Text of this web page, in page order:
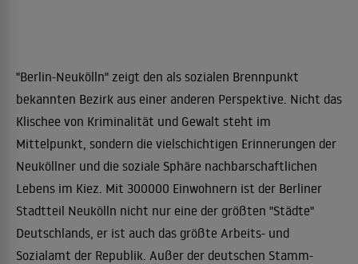
"Berlin-Neukölln" zeigt den als sozialen Brennpunkt
bekannten Bezirk aus einer anderen Perspektive. Nicht das
Klischee von Kriminalität und Gewalt steht im
Mittelpunkt, sondern die vielschichtigen Erinnerungen der
Neuköllner und die soziale Sphäre nachbarschaftlichen
Lebens im Kiez. Mit 300000 Einwohnern ist der Berliner
Stadtteil Neukölln nicht nur eine der größten "Städte"
Deutschlands, er ist auch das größte Arbeits- und
Sozialamt der Republik. Außer der deutschen Stamm-